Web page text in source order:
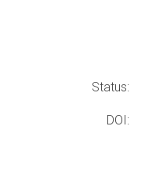
Status:
DOI: